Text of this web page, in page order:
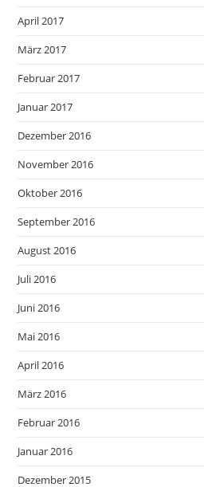
April 2017
März 2017
Februar 2017
Januar 2017
Dezember 2016
November 2016
Oktober 2016
September 2016
August 2016
Juli 2016
Juni 2016
Mai 2016
April 2016
März 2016
Februar 2016
Januar 2016
Dezember 2015